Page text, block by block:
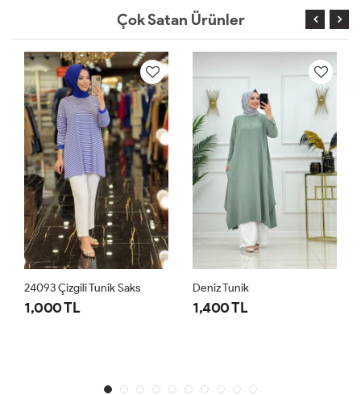
Çok Satan Ürünler
24093 Çizgili Tunik Saks
1,000 TL
Deniz Tunik
1,400 TL